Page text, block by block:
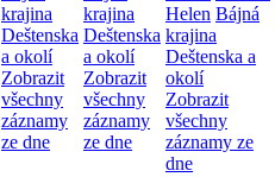
krajina
Deštenska
a okolí
Zobrazit
všechny
záznamy
ze dne
krajina
Deštenska
a okolí
Zobrazit
všechny
záznamy
ze dne
Helen Bájná
krajina
Deštenska a
okolí
Zobrazit
všechny
záznamy ze
dne